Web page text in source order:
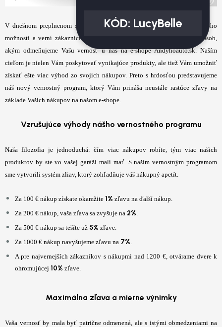
V dnešnom preplnenom svete obchodovania a konkurencie, kde je mnoho
možností a verní zákazníci sú vzácnosťou, sme sa rozhodli zmeniť spôsob,
akým odmeňujeme Vašu vernosť u nás na e-shope Andyhoauto.sk. Naším
cieľom je nielen Vám poskytovať vynikajúce produkty, ale tiež Vám umožniť
získať ešte viac výhod zo svojich nákupov. Preto s hrdosťou predstavujeme
náš nový vernostný program, ktorý Vám prináša neustále rastúce zľavy na
základe Vašich nákupov na našom e-shope.
Vzrušujúce výhody nášho vernostného programu
Naša filozofia je jednoduchá: čím viac nákupov robíte, tým viac našich
produktov by ste vo vašej garáži mali mať. S naším vernostným programom
sme vytvorili systém zliav, ktorý zohľadňuje váš nákupný apetít.
Za 100 € nákup získate okamžite 1% zľavu na ďalší nákup.
Za 200 € nákup, vaša zľava sa zvyšuje na 2%.
Za 500 € nákup sa tešíte už 5% zľave.
Za 1000 € nákup navyšujeme zľavu na 7%.
A pre najvernejších zákazníkov s nákupmi nad 1200 €, otvárame dvere k
ohromujúcej 10% zľave.
Maximálna zľava a mierne výnimky
Vaša vernosť by mala byť patrične odmenená, ale s istými obmedzeniami na
KÓD: LucyBelle